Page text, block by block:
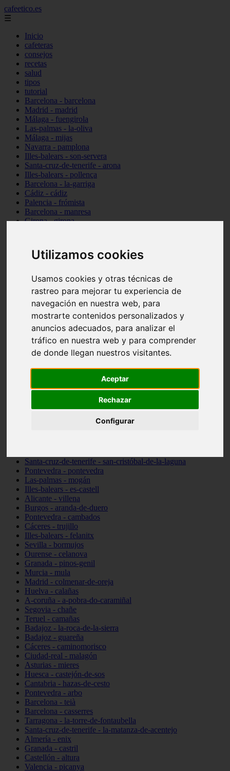
Utilizamos cookies
Usamos cookies y otras técnicas de
rastreo para mejorar tu experiencia de
navegación en nuestra web, para
mostrarte contenidos personalizados y
anuncios adecuados, para analizar el
tráfico en nuestra web y para comprender
de donde llegan nuestros visitantes.
Aceptar
Rechazar
Configurar
cafeetico.es
☰
Inicio
cafeteras
consejos
recetas
salud
tipos
tutorial
Barcelona - barcelona
Madrid - madrid
Málaga - fuengirola
Las-palmas - la-oliva
Málaga - mijas
Navarra - pamplona
Illes-balears - son-servera
Santa-cruz-de-tenerife - arona
Illes-balears - pollença
Barcelona - la-garriga
Cádiz - cádiz
Palencia - frómista
Barcelona - manresa
Girona - girona
Valencia - valencia
Málaga - nerja
A-coruña - santiago-de-compostela
Tarragona - tarragona
Asturias - gijón
Girona - figueres
Madrid - leganés
Almería - roquetas-de-mar
Girona - tossa-de-mar
Barcelona - sant-cugat-del-vallès
Alicante - l39alfàs-del-pi
Barcelona - vilanova-i-la-geltrú
Illes-balears - alcúdia
Illes-balears - sant-antoni-de-portmany
Santa-cruz-de-tenerife - san-cristóbal-de-la-laguna
Pontevedra - pontevedra
Las-palmas - mogán
Illes-balears - es-castell
Alicante - villena
Burgos - aranda-de-duero
Pontevedra - cambados
Cáceres - trujillo
Illes-balears - felanitx
Sevilla - bormujos
Ourense - celanova
Granada - pinos-genil
Murcia - mula
Madrid - colmenar-de-oreja
Huelva - calañas
A-coruña - a-pobra-do-caramiñal
Segovia - chañe
Teruel - camañas
Badajoz - la-roca-de-la-sierra
Badajoz - guareña
Cáceres - caminomorisco
Ciudad-real - malagón
Asturias - mieres
Huesca - castejón-de-sos
Cantabria - hazas-de-cesto
Pontevedra - arbo
Barcelona - teià
Barcelona - casserres
Tarragona - la-torre-de-fontaubella
Santa-cruz-de-tenerife - la-matanza-de-acentejo
Almería - enix
Granada - castril
Castellón - altura
Valencia - picanya